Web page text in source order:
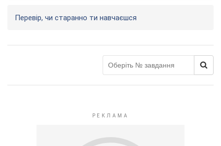
Перевір, чи старанно ти навчаєшся